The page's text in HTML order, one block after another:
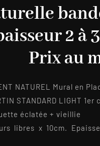
2 à
Prix au
NATUREL Mural en
STANDARD LIGHT 1er
éclatée + vieillie
libres x 10cm.